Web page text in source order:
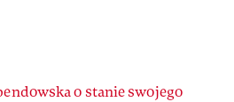
o stanie swojego